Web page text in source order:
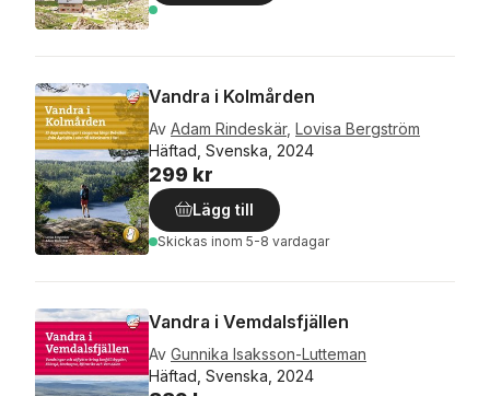
Vandra i Kolmården
Av Adam Rindeskär, Lovisa Bergström
Häftad, Svenska, 2024
299 kr
Lägg till
Skickas inom 5-8 vardagar
Vandra i Vemdalsfjällen
Av Gunnika Isaksson-Lutteman
Häftad, Svenska, 2024